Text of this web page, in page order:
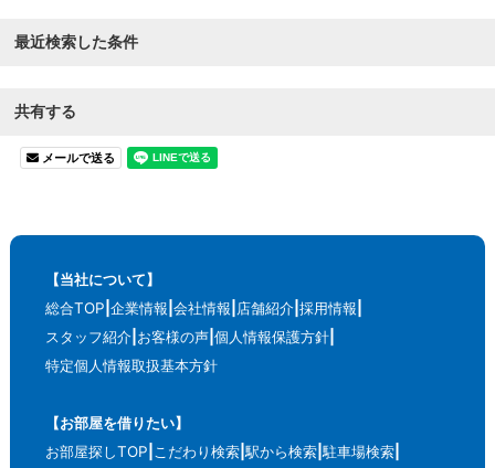
最近検索した条件
共有する
メールで送る
【当社について】
総合TOP 企業情報 会社情報 店舗紹介 採用情報
スタッフ紹介 お客様の声 個人情報保護方針
特定個人情報取扱基本方針
【お部屋を借りたい】
お部屋探しTOP こだわり検索 駅から検索 駐車場検索